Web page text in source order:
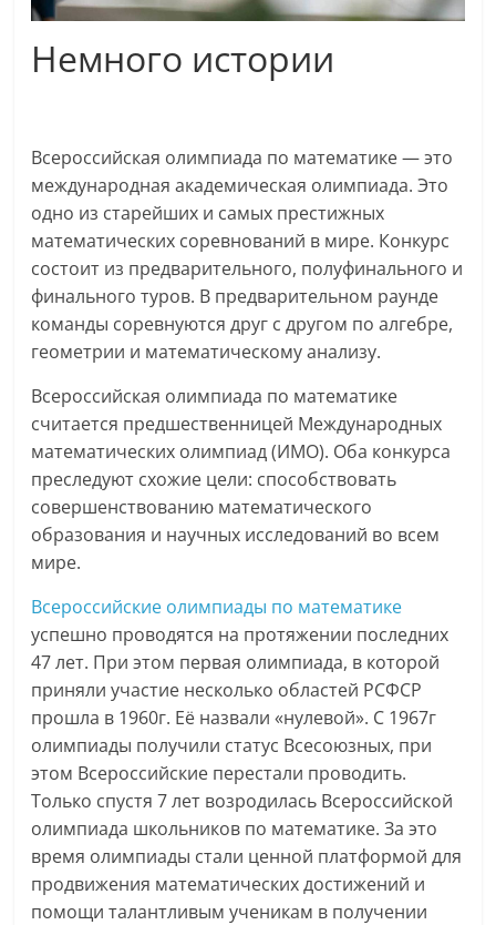
Немного истории
Всероссийская олимпиада по математике — это
международная академическая олимпиада. Это
одно из старейших и самых престижных
математических соревнований в мире. Конкурс
состоит из предварительного, полуфинального и
финального туров. В предварительном раунде
команды соревнуются друг с другом по алгебре,
геометрии и математическому анализу.
Всероссийская олимпиада по математике
считается предшественницей Международных
математических олимпиад (ИМО). Оба конкурса
преследуют схожие цели: способствовать
совершенствованию математического
образования и научных исследований во всем
мире.
Всероссийские олимпиады по математике
успешно проводятся на протяжении последних
47 лет. При этом первая олимпиада, в которой
приняли участие несколько областей РСФСР
прошла в 1960г. Её назвали «нулевой». С 1967г
олимпиады получили статус Всесоюзных, при
этом Всероссийские перестали проводить.
Только спустя 7 лет возродилась Всероссийской
олимпиада школьников по математике. За это
время олимпиады стали ценной платформой для
продвижения математических достижений и
помощи талантливым ученикам в получении